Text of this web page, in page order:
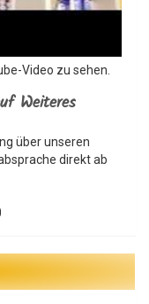
Video zu sehen.
Weiteres
über unseren
direkt ab